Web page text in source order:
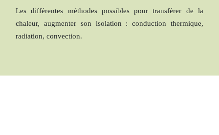
Les différentes méthodes possibles pour transférer de la
chaleur, augmenter son isolation : conduction thermique,
radiation, convection.